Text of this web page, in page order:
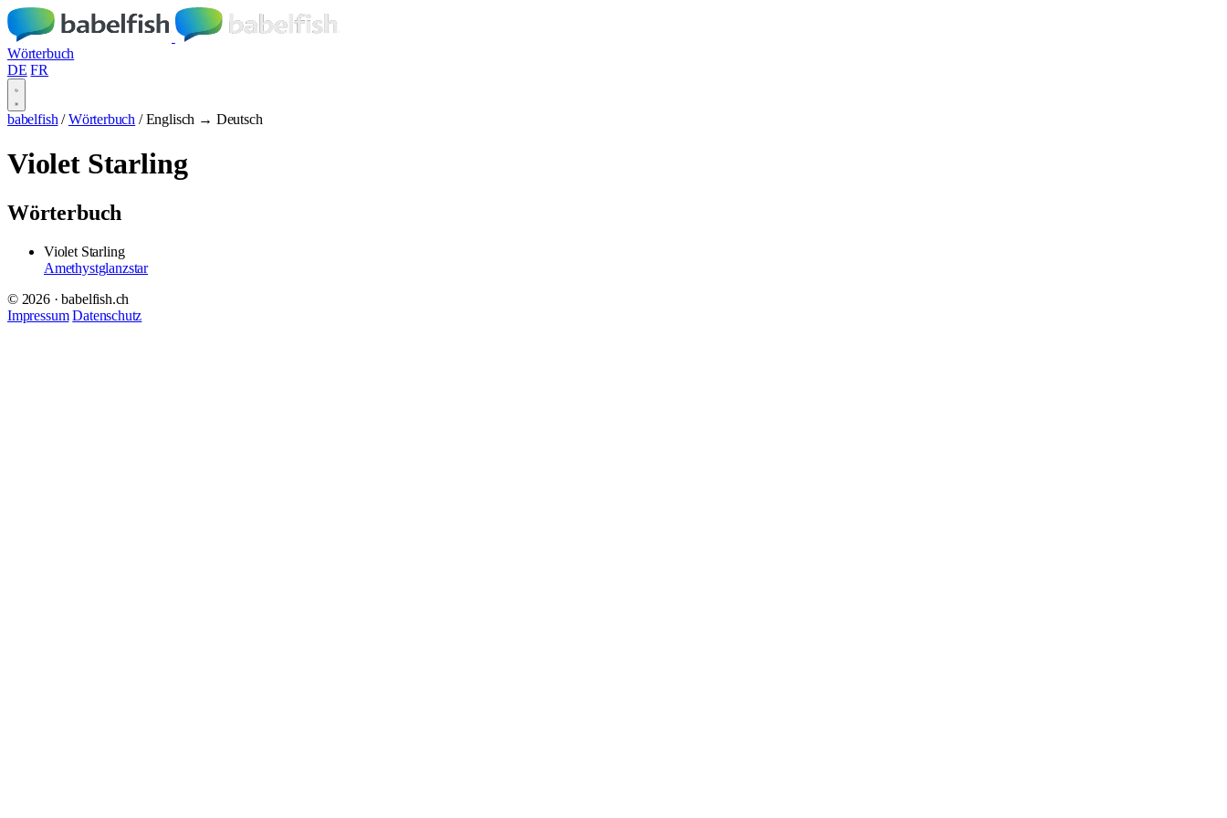
Wörterbuch
DE FR
babelfish / Wörterbuch / Englisch → Deutsch
Violet Starling
Wörterbuch
Violet Starling
Amethystglanzstar
© 2026 · babelfish.ch
Impressum Datenschutz